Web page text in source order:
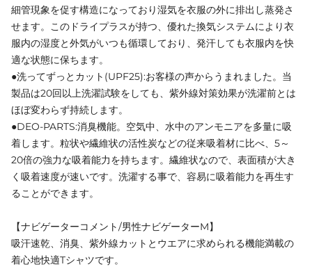
細管現象を促す構造になっており湿気を衣服の外に排出し蒸発さ
せます。このドライプラスが持つ、優れた換気システムにより衣
服内の湿度と外気がいつも循環しており、発汗しても衣服内を快
適な状態に保ちます。
●洗ってずっとカット(UPF25):お客様の声からうまれました。当
製品は20回以上洗濯試験をしても、紫外線対策効果が洗濯前とは
ほぼ変わらず持続します。
●DEO-PARTS:消臭機能。空気中、水中のアンモニアを多量に吸
着します。粒状や繊維状の活性炭などの従来吸着材に比べ、5～
20倍の強力な吸着能力を持ちます。繊維状なので、表面積が大き
く吸着速度が速いです。洗濯する事で、容易に吸着能力を再生す
ることができます。
【ナビゲーターコメント/男性ナビゲーターM】
吸汗速乾、消臭、紫外線カットとウエアに求められる機能満載の
着心地快適Tシャツです。